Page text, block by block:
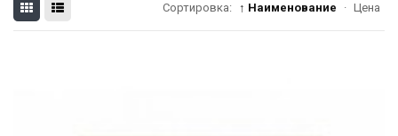
Сортировка: ↑ Наименование · Цена